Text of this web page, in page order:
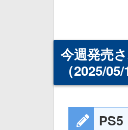
今週発売
（2025/
PS5